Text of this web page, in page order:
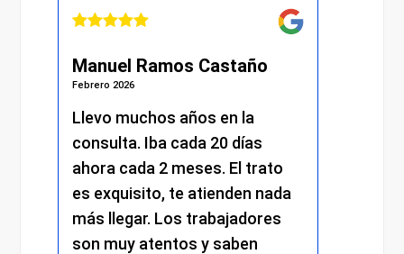
Manuel Ramos Castaño
Febrero 2026
Llevo muchos años en la
consulta. Iba cada 20 días
ahora cada 2 meses. El trato
es exquisito, te atienden nada
más llegar. Los trabajadores
son muy atentos y saben